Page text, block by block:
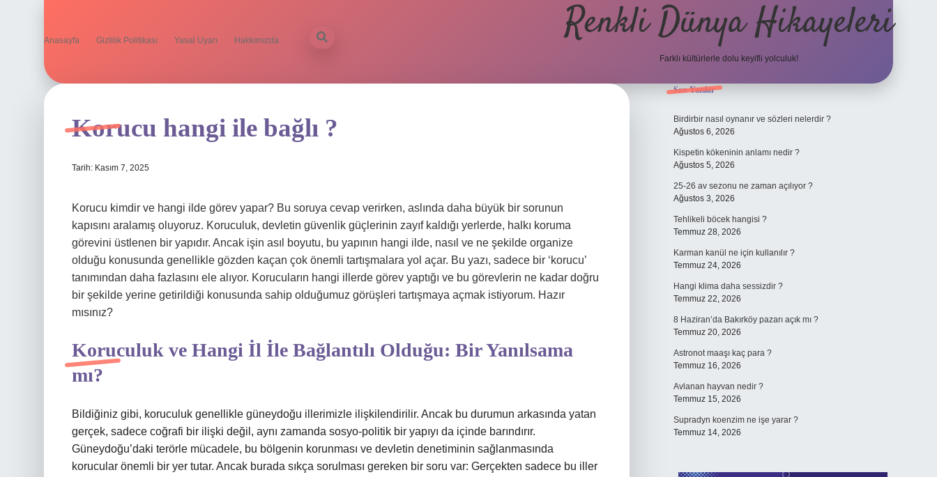
Anasayfa Gizlilik Politikası Yasal Uyarı Hakkımızda Renkli Dünya Hikayeleri
Farklı kültürlerle dolu keyifli yolculuk!
Korucu hangi ile bağlı ?
Tarih: Kasım 7, 2025
Korucu kimdir ve hangi ilde görev yapar? Bu soruya cevap verirken, aslında daha büyük bir sorunun
kapısını aralamış oluyoruz. Koruculuk, devletin güvenlik güçlerinin zayıf kaldığı yerlerde, halkı koruma
görevini üstlenen bir yapıdır. Ancak işin asıl boyutu, bu yapının hangi ilde, nasıl ve ne şekilde organize
olduğu konusunda genellikle gözden kaçan çok önemli tartışmalara yol açar. Bu yazı, sadece bir ‘korucu’
tanımından daha fazlasını ele alıyor. Korucuların hangi illerde görev yaptığı ve bu görevlerin ne kadar doğru
bir şekilde yerine getirildiği konusunda sahip olduğumuz görüşleri tartışmaya açmak istiyorum. Hazır
mısınız?
Koruculuk ve Hangi İl İle Bağlantılı Olduğu: Bir Yanılsama
mı?
Bildiğiniz gibi, koruculuk genellikle güneydoğu illerimizle ilişkilendirilir. Ancak bu durumun arkasında yatan
gerçek, sadece coğrafi bir ilişki değil, aynı zamanda sosyo-politik bir yapıyı da içinde barındırır.
Güneydoğu’daki terörle mücadele, bu bölgenin korunması ve devletin denetiminin sağlanmasında
korucular önemli bir yer tutar. Ancak burada sıkça sorulması gereken bir soru var: Gerçekten sadece bu iller
Sidebar
Son Yazılar
Birdirbir nasıl oynanır ve sözleri nelerdir ?
Ağustos 6, 2026
Kispetin kökeninin anlamı nedir ?
Ağustos 5, 2026
25-26 av sezonu ne zaman açılıyor ?
Ağustos 3, 2026
Tehlikeli böcek hangisi ?
Temmuz 28, 2026
Karman kanül ne için kullanılır ?
Temmuz 24, 2026
Hangi klima daha sessizdir ?
Temmuz 22, 2026
8 Haziran’da Bakırköy pazarı açık mı ?
Temmuz 20, 2026
Astronot maaşı kaç para ?
Temmuz 16, 2026
Avlanan hayvan nedir ?
Temmuz 15, 2026
Supradyn koenzim ne işe yarar ?
Temmuz 14, 2026
ilbet mobil giriş